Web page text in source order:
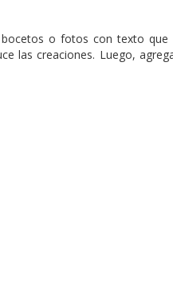
o fotos con texto
las creaciones. Luego,